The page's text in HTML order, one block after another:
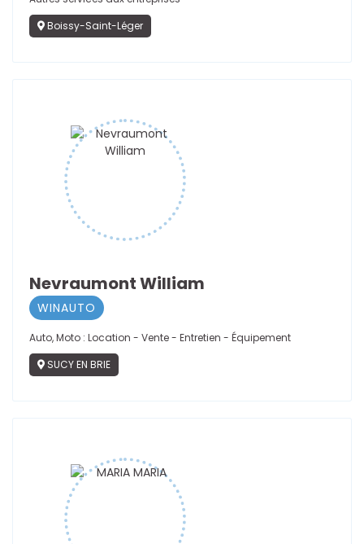
Boissy-Saint-Léger
Nevraumont William
WINAUTO
Auto, Moto : Location - Vente - Entretien - Équipement
SUCY EN BRIE